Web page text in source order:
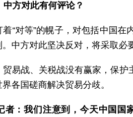
方对此有何评论？
“对等”的幌子，对包括中国
中方对此坚决反对，将采取必
贸易战、关税战没有赢家，保
各国磋商解决贸易分歧。
者：我们注意到，今天中国国